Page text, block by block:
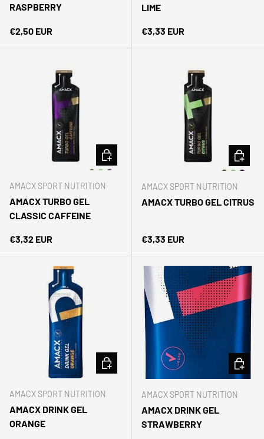
RASPBERRY
Precio normal
€2,50 EUR
LIME
Precio normal
€3,33 EUR
AMACX SPORT NUTRITION
AMACX TURBO GEL
CLASSIC CAFFEINE
Precio normal
€3,32 EUR
AÑADIR AL CARRITO
AMACX SPORT NUTRITION
AMACX TURBO GEL CITRUS
Precio normal
€3,33 EUR
AMACX SPORT NUTRITION
AMACX DRINK GEL
ORANGE
AÑADIR AL CARRITO
AMACX SPORT NUTRITION
AMACX DRINK GEL
STRAWBERRY